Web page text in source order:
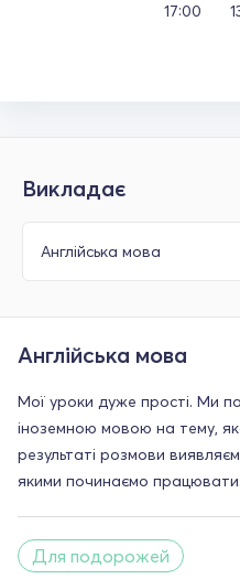
17:00
Викладає
Англійська мова
Мої уроки дуже прості. Ми
іноземною мовою на тему,
результаті розмови
якими починаємо працювати.
Для подорожей